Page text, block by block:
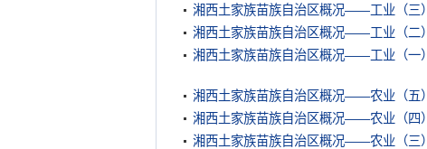
湘西土家族苗族自治区概况——工业（三）
湘西土家族苗族自治区概况——工业（二）
湘西土家族苗族自治区概况——工业（一）
湘西土家族苗族自治区概况——农业（五）
湘西土家族苗族自治区概况——农业（四）
湘西土家族苗族自治区概况——农业（三）